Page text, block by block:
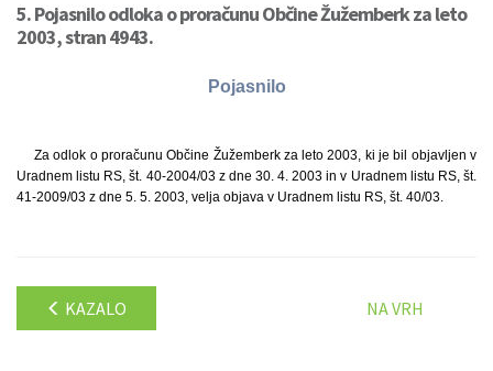
5. Pojasnilo odloka o proračunu Občine Žužemberk za leto
2003, stran 4943.
Pojasnilo
Za odlok o proračunu Občine Žužemberk za leto 2003, ki je bil objavljen v
Uradnem listu RS, št. 40-2004/03 z dne 30. 4. 2003 in v Uradnem listu RS, št.
41-2009/03 z dne 5. 5. 2003, velja objava v Uradnem listu RS, št. 40/03.
KAZALO NA VRH